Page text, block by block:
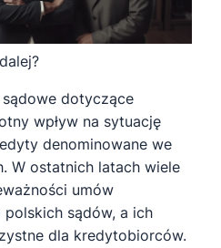
dotyczące
wpływ na sytuację
denominowane we
W ostatnich latach wiele
umów
sądów, a ich
dla kredytobiorców.